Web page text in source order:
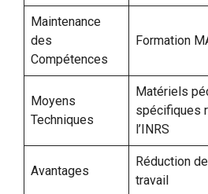
Maintenance
des
Compétences
Formation
Moyens
Techniques
Matériels
spécifiques
l’INRS
Avantages
Réduction
travail